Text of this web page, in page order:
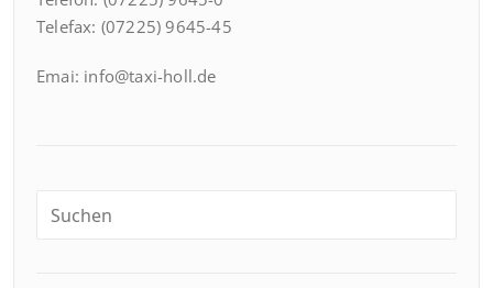
Telefax: (07225) 9645-45
Emai: info@taxi-holl.de